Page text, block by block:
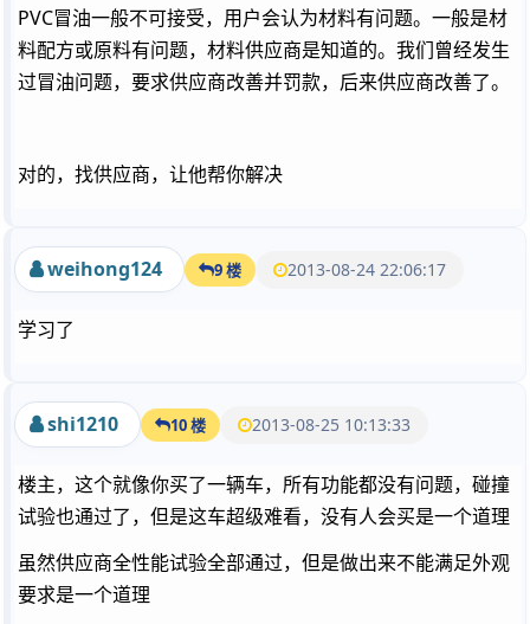
PVC冒油一般不可接受，用户会认为材料有问题。一般是材
料配方或原料有问题，材料供应商是知道的。我们曾经发生
过冒油问题，要求供应商改善并罚款，后来供应商改善了。
对的，找供应商，让他帮你解决
weihong124 9 楼 2013-08-24 22:06:17
学习了
shi1210 10 楼 2013-08-25 10:13:33
楼主，这个就像你买了一辆车，所有功能都没有问题，碰撞
试验也通过了，但是这车超级难看，没有人会买是一个道理
虽然供应商全性能试验全部通过，但是做出来不能满足外观
要求是一个道理